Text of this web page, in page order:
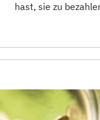
hast, sie zu